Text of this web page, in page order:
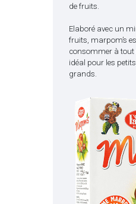
de fruits.
Elaboré avec un
fruits, marpom’s
consommer à tout
idéal pour les
grands.